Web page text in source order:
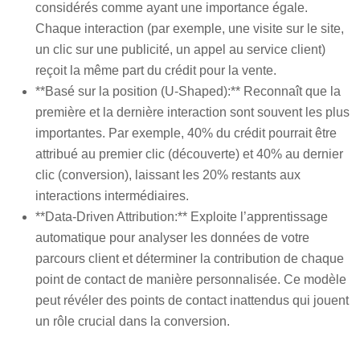
considérés comme ayant une importance égale.
Chaque interaction (par exemple, une visite sur le site,
un clic sur une publicité, un appel au service client)
reçoit la même part du crédit pour la vente.
**Basé sur la position (U-Shaped):** Reconnaît que la
première et la dernière interaction sont souvent les plus
importantes. Par exemple, 40% du crédit pourrait être
attribué au premier clic (découverte) et 40% au dernier
clic (conversion), laissant les 20% restants aux
interactions intermédiaires.
**Data-Driven Attribution:** Exploite l’apprentissage
automatique pour analyser les données de votre
parcours client et déterminer la contribution de chaque
point de contact de manière personnalisée. Ce modèle
peut révéler des points de contact inattendus qui jouent
un rôle crucial dans la conversion.